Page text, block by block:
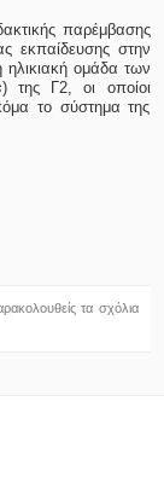
παρέμβασης
εκπαίδευσης στην
ομάδα των
) της Γ2, οι οποίοι
το σύστημα της
τα σχόλια